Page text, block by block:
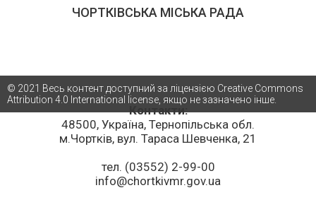
ЧОРТКІВСЬКА МІСЬКА РАДА
Контакти:
48500, Україна, Тернопільська обл.
м.Чортків, вул. Тараса Шевченка, 21
тел. (03552) 2-99-00
info@chortkivmr.gov.ua
© 2021 Весь контент доступний за ліцензією Creative Commons
Attribution 4.0 International license, якщо не зазначено інше.